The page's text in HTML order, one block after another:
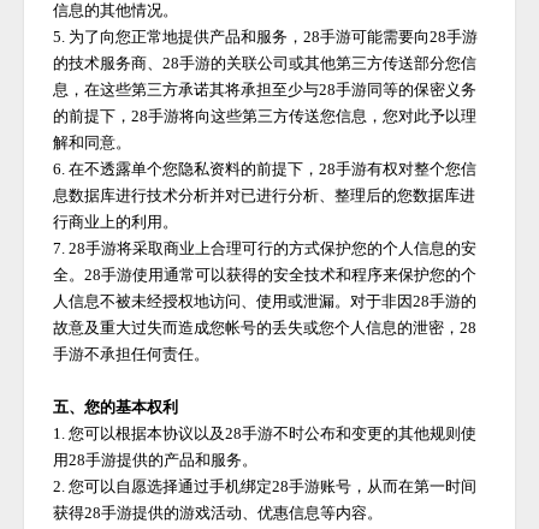
信息的其他情况。
5. 为了向您正常地提供产品和服务，28手游可能需要向28手游
的技术服务商、28手游的关联公司或其他第三方传送部分您信
息，在这些第三方承诺其将承担至少与28手游同等的保密义务
的前提下，28手游将向这些第三方传送您信息，您对此予以理
解和同意。
6. 在不透露单个您隐私资料的前提下，28手游有权对整个您信
息数据库进行技术分析并对已进行分析、整理后的您数据库进
行商业上的利用。
7.28手游将采取商业上合理可行的方式保护您的个人信息的安
全。28手游使用通常可以获得的安全技术和程序来保护您的个
人信息不被未经授权地访问、使用或泄漏。对于非因28手游的
故意及重大过失而造成您帐号的丢失或您个人信息的泄密，28
手游不承担任何责任。
五、您的基本权利
1. 您可以根据本协议以及28手游不时公布和变更的其他规则使
用28手游提供的产品和服务。
2. 您可以自愿选择通过手机绑定28手游账号，从而在第一时间
获得28手游提供的游戏活动、优惠信息等内容。